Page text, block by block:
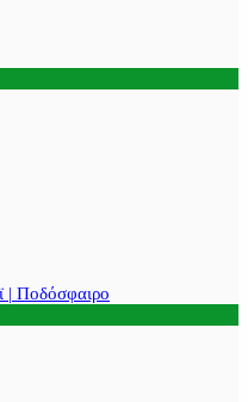
| Ποδόσφαιρο